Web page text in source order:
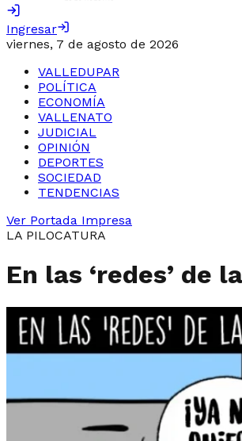
Ingresar
viernes, 7 de agosto de 2026
VALLEDUPAR
POLÍTICA
ECONOMÍA
VALLENATO
JUDICIAL
OPINIÓN
DEPORTES
SOCIEDAD
TENDENCIAS
Ver Portada Impresa
LA PILOCATURA
En las ‘redes’ de